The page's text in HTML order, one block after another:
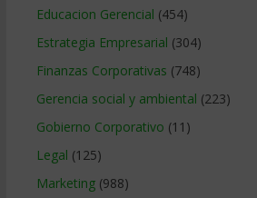
Educacion Gerencial (454)
Estrategia Empresarial (304)
Finanzas Corporativas (748)
Gerencia social y ambiental (223)
Gobierno Corporativo (11)
Legal (125)
Marketing(988)